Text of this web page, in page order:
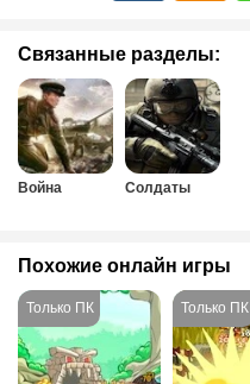
Связанные разделы:
Война Солдаты
Похожие онлайн игры